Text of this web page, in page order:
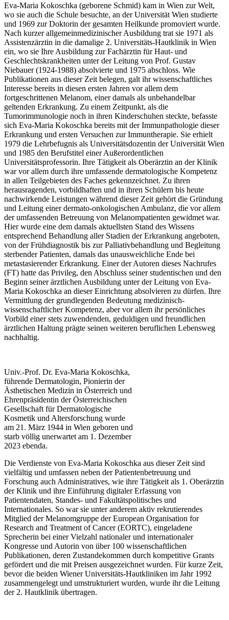
Eva-Maria Kokoschka (geborene Schmid) kam in Wien zur Welt,
wo sie auch die Schule besuchte, an der Universität Wien studierte
und 1969 zur Doktorin der gesamten Heilkunde promoviert wurde.
Nach kurzer allgemeinmedizinischer Ausbildung trat sie 1971 als
Assistenzärztin in die damalige 2. Universitäts-Hautklinik in Wien
ein, wo sie Ihre Ausbildung zur Fachärztin für Haut- und
Geschlechtskrankheiten unter der Leitung von Prof. Gustav
Niebauer (1924-1988) absolvierte und 1975 abschloss. Wie
Publikationen aus dieser Zeit belegen, galt ihr wissenschaftliches
Interesse bereits in diesen ersten Jahren vor allem dem
fortgeschrittenen Melanom, einer damals als unbehandelbar
geltenden Erkrankung. Zu einem Zeitpunkt, als die
Tumorimmunologie noch in ihren Kinderschuhen steckte, befasste
sich Eva-Maria Kokoschka bereits mit der Immunpathologie dieser
Erkrankung und ersten Versuchen zur Immuntherapie. Sie erhielt
1979 die Lehrbefugnis als Universitätsdozentin der Universität Wien
und 1985 den Berufstitel einer Außerordentlichen
Universitätsprofessorin. Ihre Tätigkeit als Oberärztin an der Klinik
war vor allem durch ihre umfassende dermatologische Kompetenz
in allen Teilgebieten des Faches gekennzeichnet. Zu ihren
herausragenden, vorbildhaften und in ihren Schülern bis heute
nachwirkende Leistungen während dieser Zeit gehört die Gründung
und Leitung einer dermato-onkologischen Ambulanz, die vor allem
der umfassenden Betreuung von Melanompatienten gewidmet war.
Hier wurde eine dem damals aktuellsten Stand des Wissens
entsprechend Behandlung aller Stadien der Erkrankung angeboten,
von der Frühdiagnostik bis zur Palliativbehandlung und Begleitung
sterbender Patienten, damals das unausweichliche Ende bei
metastasierender Erkrankung. Einer der Autoren dieses Nachrufes
(FT) hatte das Privileg, den Abschluss seiner studentischen und den
Beginn seiner ärztlichen Ausbildung unter der Leitung von Eva-
Maria Kokoschka an dieser Einrichtung absolvieren zu dürfen. Ihre
Vermittlung der grundlegenden Bedeutung medizinisch-
wissenschaftlicher Kompetenz, aber vor allem ihr persönliches
Vorbild einer stets zuwendenden, geduldigen und freundlichen
ärztlichen Haltung prägte seinen weiteren beruflichen Lebensweg
nachhaltig.
Univ.-Prof. Dr. Eva-Maria Kokoschka,
führende Dermatologin, Pionierin der
Ästhetischen Medizin in Österreich und
Ehrenpräsidentin der Österreichischen
Gesellschaft für Dermatologische
Kosmetik und Altersforschung wurde
am 21. März 1944 in Wien geboren und
starb völlig unerwartet am 1. Dezember
2023 ebenda.
Die Verdienste von Eva-Maria Kokoschka aus dieser Zeit sind
vielfältig und umfassen neben der Patientenbetreuung und
Forschung auch Administratives, wie ihre Tätigkeit als 1. Oberärztin
der Klinik und ihre Einführung digitaler Erfassung von
Patientendaten, Standes- und Fakultätspolitisches und
Internationales. So war sie unter anderem aktiv rekrutierendes
Mitglied der Melanomgruppe der European Organisation for
Research and Treatment of Cancer (EORTC), eingeladene
Sprecherin bei einer Vielzahl nationaler und internationaler
Kongresse und Autorin von über 100 wissenschaftlichen
Publikationen, deren Zustandekommen durch kompetitive Grants
gefördert und die mit Preisen ausgezeichnet wurden. Für kurze Zeit,
bevor die beiden Wiener Universitäts-Hautkliniken im Jahr 1992
zusammengelegt und umstrukturiert wurden, wurde ihr die Leitung
der 2. Hautklinik übertragen.